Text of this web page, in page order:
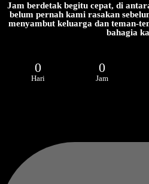
The
Jam berdetak begitu cepat, di
belum pernah kami rasakan
menyambut keluarga dan teman-
bahagia
0
Hari
0
Jam